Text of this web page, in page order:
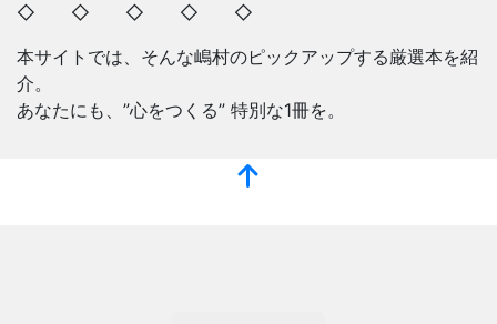
◇ ◇ ◇ ◇ ◇
本サイトでは、そんな嶋村のピックアップする厳選本を紹
介。
あなたにも、”心をつくる” 特別な1冊を。